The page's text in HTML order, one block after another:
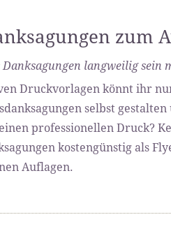
zum
Danksagungen langweilig sein
Druckvorlagen könnt ihr
selbst
professionellen Druck?
kostengünstig als
Auflagen.